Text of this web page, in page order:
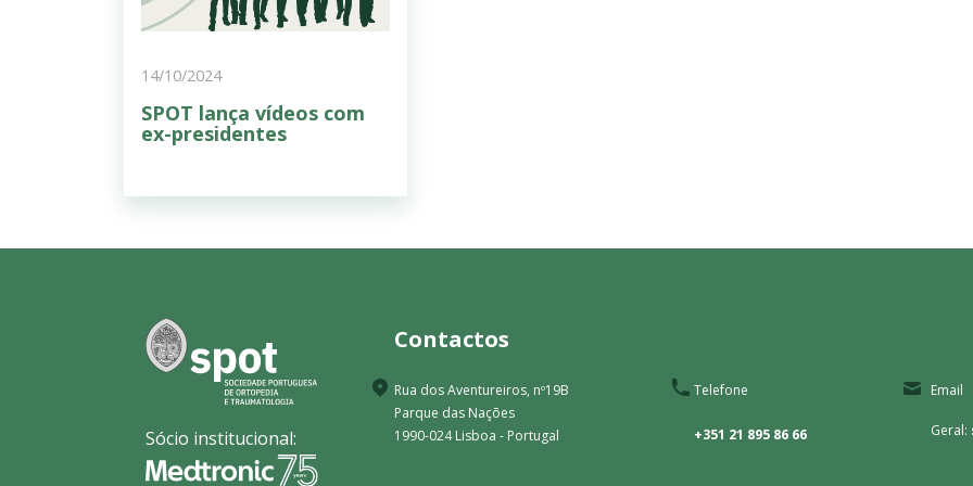
14/10/2024
SPOT lança vídeos com
ex-presidentes
Sócio institucional:
Contactos
Rua dos Aventureiros, nº19B
Parque das Nações
1990-024 Lisboa - Portugal
Telefone
+351 21 895 86 66
Email
Geral: